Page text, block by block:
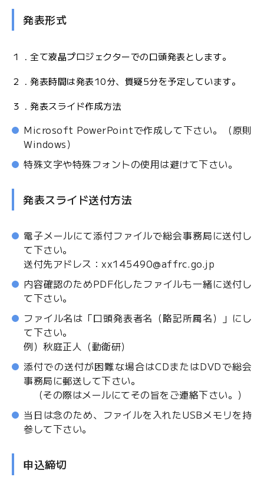
発表形式
１．全て液晶プロジェクターでの口頭発表とします。
２．発表時間は発表10分、質疑5分を予定しています。
３．発表スライド作成方法
Microsoft PowerPointで作成して下さい。（原則
Windows）
特殊文字や特殊フォントの使用は避けて下さい。
発表スライド送付方法
電子メールにて添付ファイルで総会事務局に送付し
て下さい。
送付先アドレス：xx145490@affrc.go.jp
内容確認のためPDF化したファイルも一緒に送付し
て下さい。
ファイル名は「口頭発表者名（略記所属名）」にし
て下さい。
例）秋庭正人（動衛研）
添付での送付が困難な場合はCDまたはDVDで総会
事務局に郵送して下さい。
（その際はメールにてその旨をご連絡下さい。）
当日は念のため、ファイルを入れたUSBメモリを持
参して下さい。
申込締切